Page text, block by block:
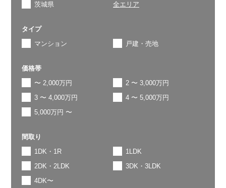
茨城県
全エリア
タイプ
マンション
戸建・売地
価格帯
〜 2,000万円
2 〜 3,000万円
3 〜 4,000万円
4 〜 5,000万円
5,000万円 〜
間取り
1DK・1R
1LDK
2DK・2LDK
3DK・3LDK
4DK〜